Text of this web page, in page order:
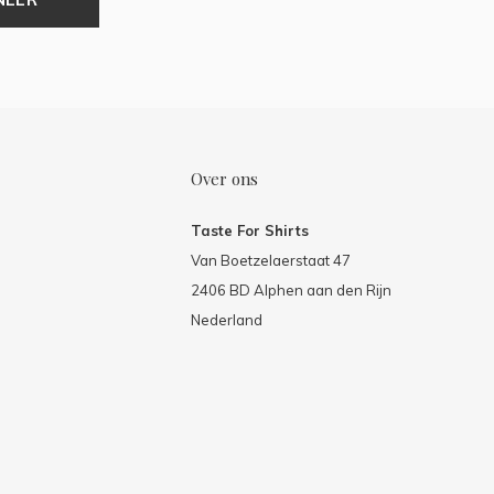
Over ons
Taste For Shirts
Van Boetzelaerstaat 47
2406 BD Alphen aan den Rijn
Nederland